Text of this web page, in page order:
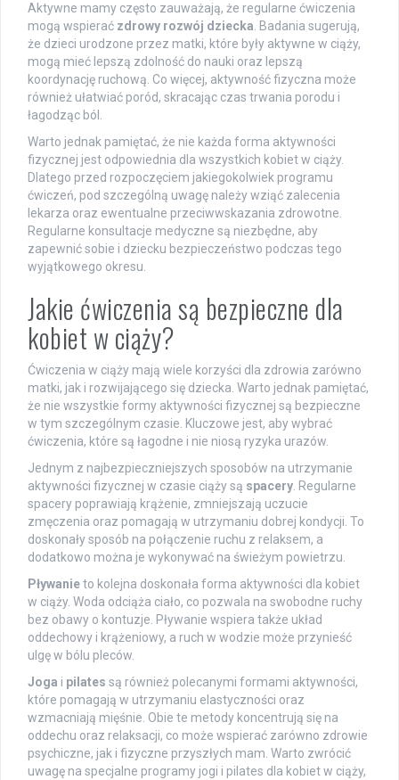
Aktywne mamy często zauważają, że regularne ćwiczenia
mogą wspierać zdrowy rozwój dziecka. Badania sugerują,
że dzieci urodzone przez matki, które były aktywne w ciąży,
mogą mieć lepszą zdolność do nauki oraz lepszą
koordynację ruchową. Co więcej, aktywność fizyczna może
również ułatwiać poród, skracając czas trwania porodu i
łagodząc ból.
Warto jednak pamiętać, że nie każda forma aktywności
fizycznej jest odpowiednia dla wszystkich kobiet w ciąży.
Dlatego przed rozpoczęciem jakiegokolwiek programu
ćwiczeń, pod szczególną uwagę należy wziąć zalecenia
lekarza oraz ewentualne przeciwwskazania zdrowotne.
Regularne konsultacje medyczne są niezbędne, aby
zapewnić sobie i dziecku bezpieczeństwo podczas tego
wyjątkowego okresu.
Jakie ćwiczenia są bezpieczne dla
kobiet w ciąży?
Ćwiczenia w ciąży mają wiele korzyści dla zdrowia zarówno
matki, jak i rozwijającego się dziecka. Warto jednak pamiętać,
że nie wszystkie formy aktywności fizycznej są bezpieczne
w tym szczególnym czasie. Kluczowe jest, aby wybrać
ćwiczenia, które są łagodne i nie niosą ryzyka urazów.
Jednym z najbezpieczniejszych sposobów na utrzymanie
aktywności fizycznej w czasie ciąży są spacery. Regularne
spacery poprawiają krążenie, zmniejszają uczucie
zmęczenia oraz pomagają w utrzymaniu dobrej kondycji. To
doskonały sposób na połączenie ruchu z relaksem, a
dodatkowo można je wykonywać na świeżym powietrzu.
Pływanieto kolejna doskonała forma aktywności dla kobiet
w ciąży. Woda odciąża ciało, co pozwala na swobodne ruchy
bez obawy o kontuzje. Pływanie wspiera także układ
oddechowy i krążeniowy, a ruch w wodzie może przynieść
ulgę w bólu pleców.
Joga i pilates są również polecanymi formami aktywności,
które pomagają w utrzymaniu elastyczności oraz
wzmacniają mięśnie. Obie te metody koncentrują się na
oddechu oraz relaksacji, co może wspierać zarówno zdrowie
psychiczne, jak i fizyczne przyszłych mam. Warto zwrócić
uwagę na specjalne programy jogi i pilates dla kobiet w ciąży,